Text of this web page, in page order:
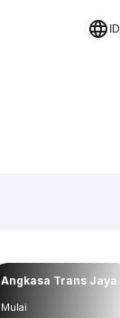
ID
Angkasa Trans Jaya
Mulai